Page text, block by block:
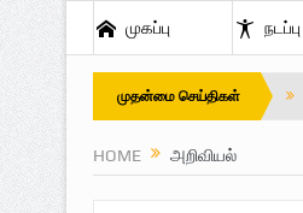
முகப்பு நடப்பு
முதன்மை செய்திகள்
HOME அறிவியல்